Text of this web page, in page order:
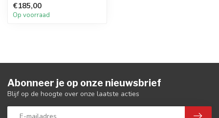
€185,00
Op voorraad
Abonneer je op onze nieuwsbrief
Blijf op de hoogte over onze laatste acties